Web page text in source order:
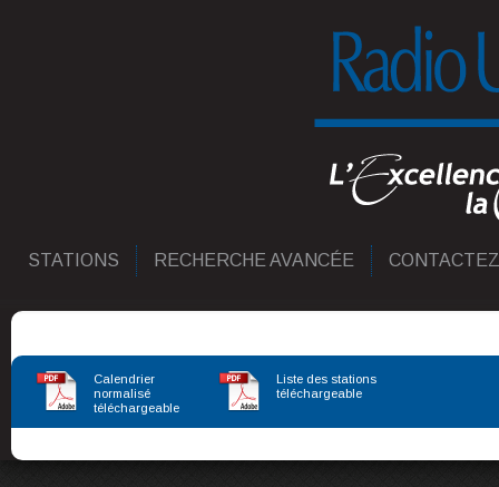
STATIONS RECHERCHE AVANCÉE
Calendrier
normalisé
téléchargeable
Liste des stations
téléchargeable